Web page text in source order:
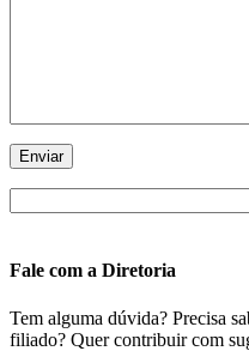
Fale com a Diretoria
Tem alguma dúvida? Precisa
filiado? Quer contribuir com